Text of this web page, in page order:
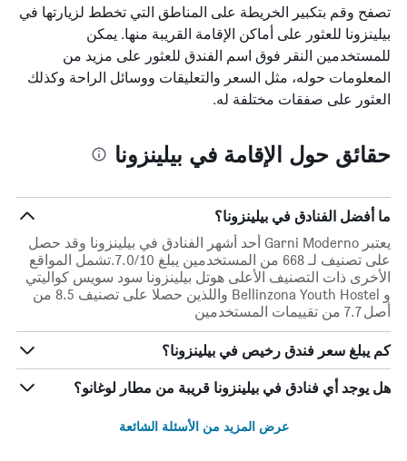
تصفح وقم بتكبير الخريطة على المناطق التي تخطط لزيارتها في
بيلينزونا للعثور على أماكن الإقامة القريبة منها. يمكن
للمستخدمين النقر فوق اسم الفندق للعثور على مزيد من
المعلومات حوله، مثل السعر والتعليقات ووسائل الراحة وكذلك
العثور على صفقات مختلفة له.
حقائق حول الإقامة في بيلينزونا
ما أفضل الفنادق في بيلينزونا؟
يعتبر Garni Moderno أحد أشهر الفنادق في بيلينزونا وقد حصل
على تصنيف لـ 668 من المستخدمين يبلغ 7.0/10.تشمل المواقع
الأخرى ذات التصنيف الأعلى هوتل بيلينزونا سود سويس كواليتي
و Bellinzona Youth Hostel واللذين حصلا على تصنيف 8.5 من
أصل 7.7 من تقييمات المستخدمين
كم يبلغ سعر فندق رخيص في بيلينزونا؟
هل يوجد أي فنادق في بيلينزونا قريبة من مطار لوغانو؟
عرض المزيد من الأسئلة الشائعة